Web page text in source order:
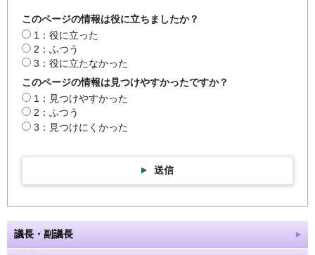
このページの情報は役に立ちましたか？
1：役に立った
2：ふつう
3：役に立たなかった
このページの情報は見つけやすかったですか？
1：見つけやすかった
2：ふつう
3：見つけにくかった
送信
議長・副議長